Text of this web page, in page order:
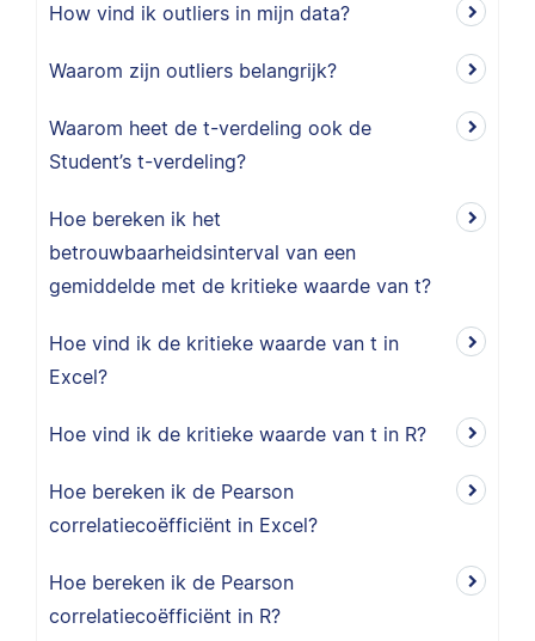
How vind ik outliers in mijn data?
Waarom zijn outliers belangrijk?
Waarom heet de t-verdeling ook de
Student’s t-verdeling?
Hoe bereken ik het
betrouwbaarheidsinterval van een
gemiddelde met de kritieke waarde van t?
Hoe vind ik de kritieke waarde van t in
Excel?
Hoe vind ik de kritieke waarde van t in R?
Hoe bereken ik de Pearson
correlatiecoëfficiënt in Excel?
Hoe bereken ik de Pearson
correlatiecoëfficiënt in R?